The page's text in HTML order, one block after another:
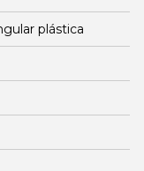
plástica